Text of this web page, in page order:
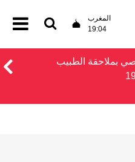
المغرب
19:04
بملاحقة الطبيب